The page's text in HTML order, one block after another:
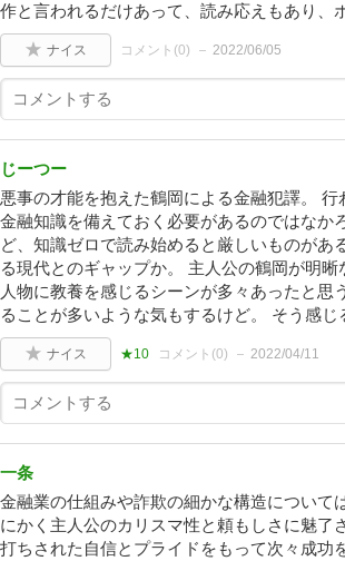
作と言われるだけあって、読み応えもあり、
ナイス コメント(0) 2022/06/05
じーつー
悪事の才能を抱えた鶴岡による金融犯譯。
金融知識を備えておく必要があるのではなか
ど、知識ゼロで読み始めると厳しいものがあ
る現代とのギャップか。 主人公の鶴岡が明
人物に教養を感じるシーンが多々あったと思
ることが多いような気もするけど。 そう感じ
ナイス ★10 コメント(0) 2022/04/11
一条
金融業の仕組みや詐欺の細かな構造について
にかく主人公のカリスマ性と頼もしさに魅了
打ちされた自信とプライドをもって次々成功